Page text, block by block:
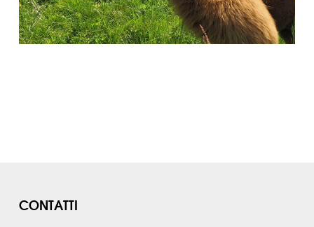
CONTATTI